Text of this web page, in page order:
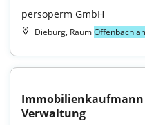
persoperm GmbH
Dieburg, RaumOffenbach
Immobilienkaufmann
Verwaltung